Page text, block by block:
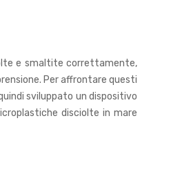
e smaltite correttamente,
Per affrontare questi
sviluppato un dispositivo
disciolte in mare